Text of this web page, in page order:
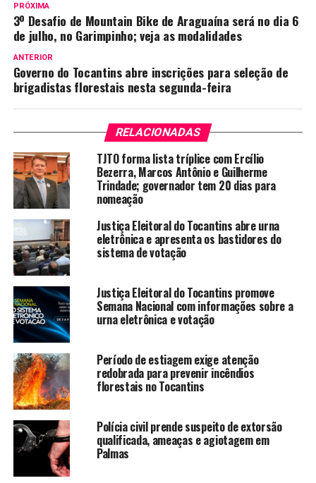
PRÓXIMA
3º Desafio de Mountain Bike de Araguaína será no dia 6
de julho, no Garimpinho; veja as modalidades
ANTERIOR
Governo do Tocantins abre inscrições para seleção de
brigadistas florestais nesta segunda-feira
RELACIONADAS
TJTO forma lista tríplice com Ercílio
Bezerra, Marcos Antônio e Guilherme
Trindade; governador tem 20 dias para
nomeação
Justiça Eleitoral do Tocantins abre urna
eletrônica e apresenta os bastidores do
sistema de votação
Justiça Eleitoral do Tocantins promove
Semana Nacional com informações sobre a
urna eletrônica e votação
Período de estiagem exige atenção
redobrada para prevenir incêndios
florestais no Tocantins
Polícia civil prende suspeito de extorsão
qualificada, ameaças e agiotagem em
Palmas